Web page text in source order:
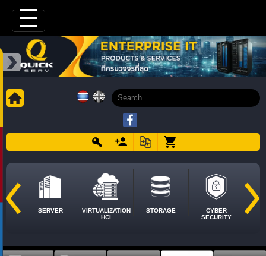
SERVER
VIRTUALIZATION
HCI
STORAGE
CYBER
SECURITY